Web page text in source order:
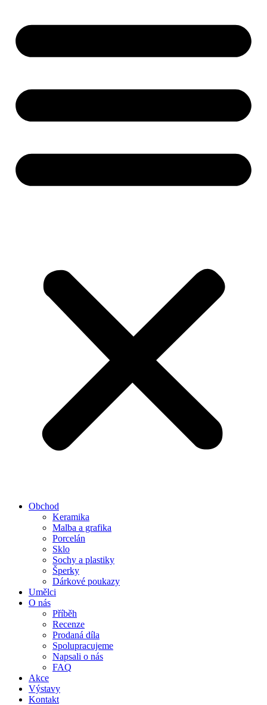
Obchod
Keramika
Malba a grafika
Porcelán
Sklo
Sochy a plastiky
Šperky
Dárkové poukazy
Umělci
O nás
Příběh
Recenze
Prodaná díla
Spolupracujeme
Napsali o nás
FAQ
Akce
Výstavy
Kontakt